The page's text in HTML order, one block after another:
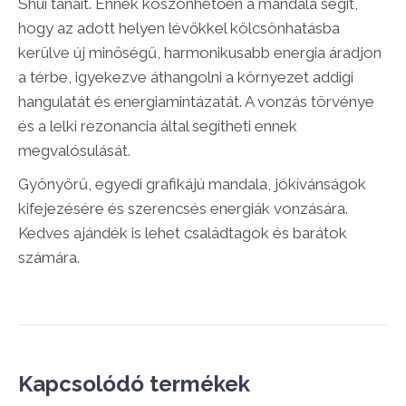
Shui tanait. Ennek köszönhetően a mandala segít,
hogy az adott helyen lévőkkel kölcsönhatásba
kerülve új minőségű, harmonikusabb energia áradjon
a térbe, igyekezve áthangolni a környezet addigi
hangulatát és energiamintázatát. A vonzás törvénye
és a lelki rezonancia által segítheti ennek
megvalósulását.
Gyönyörű, egyedi grafikájú mandala, jókívánságok
kifejezésére és szerencsés energiák vonzására.
Kedves ajándék is lehet családtagok és barátok
számára.
Kapcsolódó termékek